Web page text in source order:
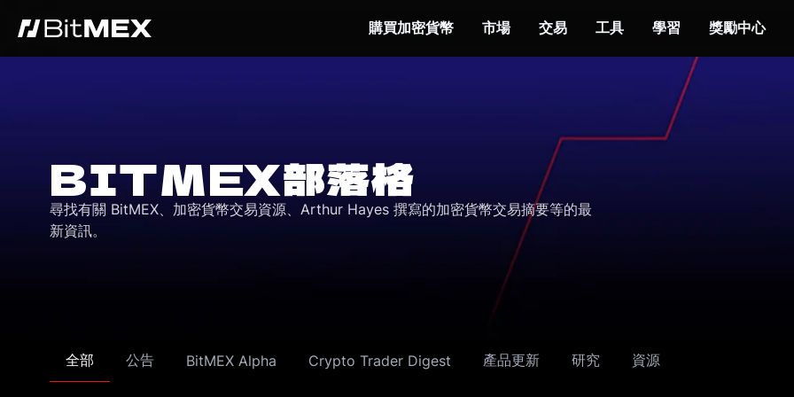
購買加密貨幣 市場 交易 工具 學習 獎勵中心
BITMEX部落格
尋找有關 BitMEX、加密貨幣交易資源、Arthur Hayes 撰寫的加密貨幣交易摘要等的最
新資訊。
全部 公告 BitMEX Alpha Crypto Trader Digest 產品更新 研究 資源